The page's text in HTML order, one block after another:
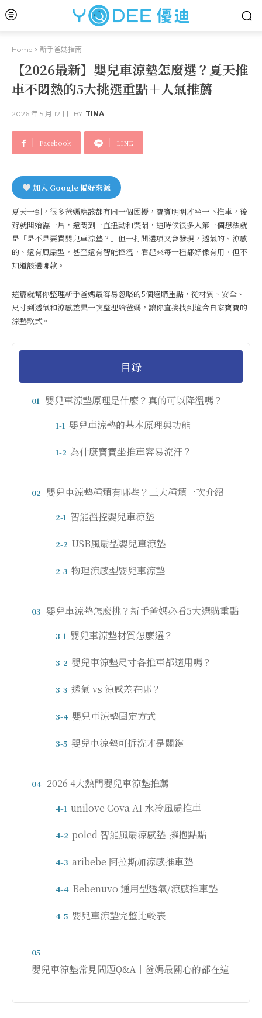
Home 新手爸媽指南
【2026最新】嬰兒車涼墊怎麼選？夏天推
車不悶熱的5大挑選重點＋人氣推薦
2026 年 5 月 12 日 BY TINA
Facebook LINE
加入 Google 偏好來源
夏天一到，很多爸媽應該都有同一個困擾，寶寶明明才坐一下推車，後
背就開始濕一片，還悶到一直扭動和哭鬧，這時候很多人第一個想法就
是「是不是要買嬰兒車涼墊？」但一打開選項又會發現，透氣的、涼感
的、還有風扇型，甚至還有智能控溫，看起來每一種都好像有用，但不
知道該選哪款。
這篇就幫你整理新手爸媽最容易忽略的5個選購重點，從材質、安全、
尺寸到透氣和涼感差異一次整理給爸媽，讓你直接找到適合自家寶寶的
涼墊款式。
目錄
01 嬰兒車涼墊原理是什麼？真的可以降溫嗎？
1-1 嬰兒車涼墊的基本原理與功能
1-2 為什麼寶寶坐推車容易流汗？
02 嬰兒車涼墊種類有哪些？三大種類一次介紹
2-1 智能溫控嬰兒車涼墊
2-2 USB風扇型嬰兒車涼墊
2-3 物理涼感型嬰兒車涼墊
03 嬰兒車涼墊怎麼挑？新手爸媽必看5大選購重點
3-1 嬰兒車涼墊材質怎麼選？
3-2 嬰兒車涼墊尺寸各推車都適用嗎？
3-3 透氣 vs 涼感差在哪？
3-4 嬰兒車涼墊固定方式
3-5 嬰兒車涼墊可拆洗才是關鍵
04 2026 4大熱門嬰兒車涼墊推薦
4-1 unilove Cova AI 水冷風扇推車
4-2 poled 智能風扇涼感墊-擁抱點點
4-3 aribebe 阿拉斯加涼感推車墊
4-4 Bebenuvo 通用型透氣/涼感推車墊
4-5 嬰兒車涼墊完整比較表
05
嬰兒車涼墊常見問題Q&A｜爸媽最關心的都在這